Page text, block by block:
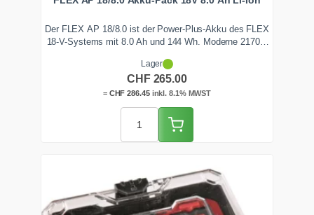
Der FLEX AP 18/8.0 ist der Power-Plus-Akku des FLEX
18-V-Systems mit 8.0 Ah und 144 Wh. Moderne 21700-
Spannungseinbruch, das EMS schützt vor Überhitzung
und Tiefenentladung. Ideal für schwere Winkelschleifer,
Sägen und Polierer. Ab Lager Zentralschweiz lieferbar.
Lager
CHF265.00
= CHF 286.45inkl. 8.1% MWST